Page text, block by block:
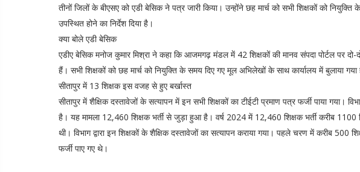
तीनों जिलों के बीएसए को एडी बेसिक ने पत्र जारी किया। उन्होंने छह मार्च को सभी शिक्षकों को
उपस्थित होने का निर्देश दिया है।
क्या बोले एडी बेसिक
एडीए बेसिक मनोज कुमार मिश्रा ने कहा कि आजमगढ़ मंडल में 42 शिक्षकों की मानव संपदा पोर्टल पर
हैं। सभी शिक्षकों को छह मार्च को नियुक्ति के समय दिए गए मूल अभिलेखों के साथ कार्यालय में बुलाया गया
सीतापुर में 13 शिक्षक इस वजह से हुए बर्खास्त
सीतापुर में शैक्षिक दस्तावेजों के सत्यापन में इन सभी शिक्षकों का टीईटी प्रमाण पत्र फर्जी पाया गया।
है। यह मामला 12,460 शिक्षक भर्ती से जुड़ा हुआ है। वर्ष 2024 में 12,460 शिक्षक भर्ती करीब 1100
थी। विभाग द्वारा इन शिक्षकों के शैक्षिक दस्तावेजों का सत्यापन कराया गया। पहले चरण में करीब
फर्जी पाए गए थे।